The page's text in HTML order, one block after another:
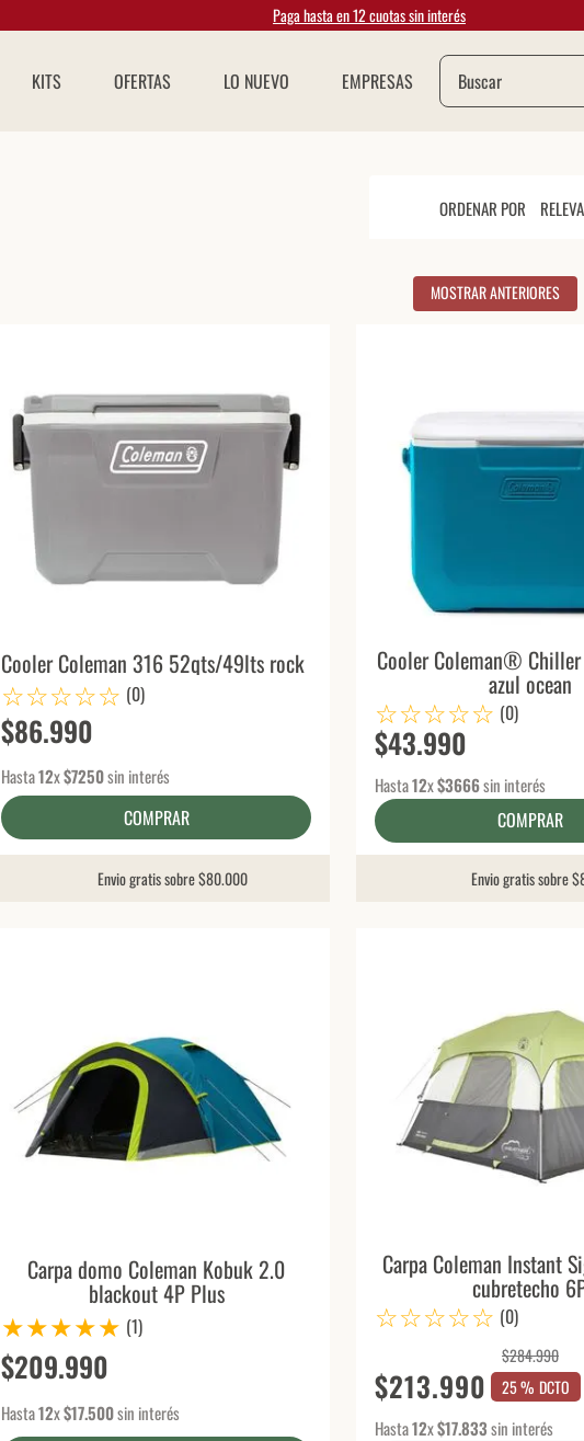
Paga hasta en 12 cuotas sin interés
KITS OFERTAS LO NUEVO EMPRESAS
Buscar
ORDENAR POR
MOSTRAR ANTERIORES
Cooler Coleman 316 52qts/49lts rock
☆☆☆☆☆ (0)
$86.990
Hasta12x$7250sin interés
COMPRAR
Envio gratis sobre $80.000
Cooler Coleman®
azul ocean
☆☆☆☆☆ (0)
$43.990
Hasta12x$3666sin interés
COMPRAR
Envio gratis sobre
Carpa domo Coleman Kobuk 2.0
blackout 4P Plus
★★★★★ (1)
$209.990
Hasta12x$17.500sin interés
Carpa Coleman Instant
cubretecho
☆☆☆☆☆ (0)
$284.990
$213.990 25 % DCTO
Hasta12x$17.833sin interés